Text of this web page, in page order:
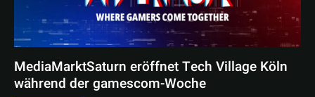
MediaMarktSaturn eröffnet Tech Village Köln
während der gamescom-Woche